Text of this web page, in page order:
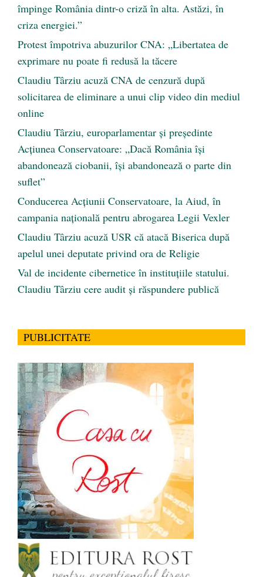
împinge România dintr-o criză în alta. Astăzi, în
criza energiei.”
Protest împotriva abuzurilor CNA: „Libertatea de
exprimare nu poate fi redusă la tăcere
Claudiu Târziu acuză CNA de cenzură după
solicitarea de eliminare a unui clip video din mediul
online
Claudiu Târziu, europarlamentar și președinte
Acțiunea Conservatoare: „Dacă România își
abandonează ciobanii, își abandonează o parte din
suflet”
Conducerea Acțiunii Conservatoare, la Aiud, în
campania națională pentru abrogarea Legii Vexler
Claudiu Târziu acuză USR că atacă Biserica după
apelul unei deputate privind ora de Religie
Val de incidente cibernetice în instituțiile statului.
Claudiu Târziu cere audit și răspundere publică
PUBLICITATE